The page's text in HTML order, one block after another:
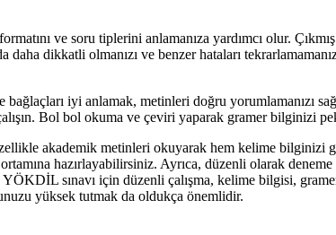
ve soru tiplerini anlamanıza yardımcı olur.
dikkatli olmanızı ve benzer hataları
iyi anlamak, metinleri doğru yorumlamanızı
Bol bol okuma ve çeviri yaparak gramer bilginizi
akademik metinleri okuyarak hem kelime bilginizi
hazırlayabilirsiniz. Ayrıca, düzenli olarak
sınavı için düzenli çalışma, kelime bilgisi,
yüksek tutmak da oldukça önemlidir.